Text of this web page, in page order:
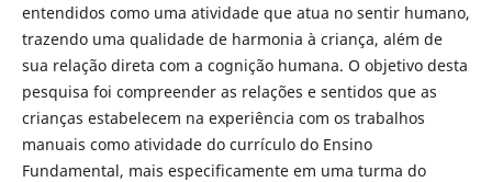
entendidos como uma atividade que atua no sentir humano,
trazendo uma qualidade de harmonia à criança, além de
sua relação direta com a cognição humana. O objetivo desta
pesquisa foi compreender as relações e sentidos que as
crianças estabelecem na experiência com os trabalhos
manuais como atividade do currículo do Ensino
Fundamental, mais especificamente em uma turma do